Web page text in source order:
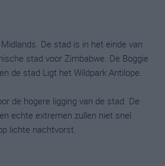
De stad is in het einde van
stad voor Zimbabwe. De Boggie
de stad Ligt het Wildpark Antilope.
de hogere ligging van de stad. De
echte extremen zullen niet snel
lichte nachtvorst.